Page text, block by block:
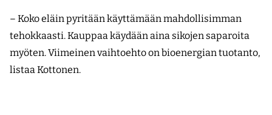
– Koko eläin pyritään käyttämään mahdollisimman
tehokkaasti. Kauppaa käydään aina sikojen saparoita
myöten. Viimeinen vaihtoehto on bioenergian tuotanto,
listaa Kottonen.